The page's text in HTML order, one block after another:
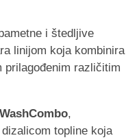
i štedljive
linijom koja kombinira
prilagođenim različitim
,
topline koja